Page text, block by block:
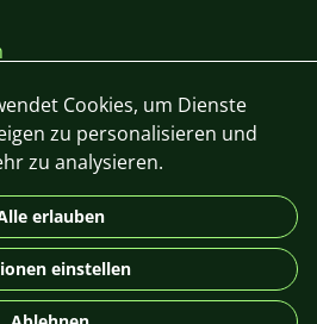
DE
© 2026 For Aquarist
Cookies, um Dienste
zu personalisieren und
zu analysieren.
erlauben
einstellen